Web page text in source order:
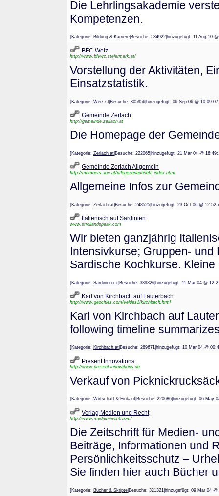
Die Lehrlingsakademie
Kompetenzen.
[Kategorie: Bildung & Karriere |Besuche: 534922|hinzugefügt: 11
BFC Weiz
http://www.bfvwz.steiermark.at/
Vorstellung der Aktivitäten,
Einsatzstatistik.
[Kategorie: Weiz.st |Besuche: 305956|hinzugefügt: 06 Sep 06 @
Gemeinde Zerlach
http://gemeinde.zerlach.at
Die Homepage der
[Kategorie: Zerlach.at |Besuche: 222065|hinzugefügt: 21 Mar 04 @
Gemeinde Zerlach Allgemein
http://members.aon.at/pflegezerlach/left_index.html
Allgemeine Infos zur
[Kategorie: Zerlach.at |Besuche: 248525|hinzugefügt: 23 Oct 06 @
Italienisch auf Sardinien
www.strollandspeak.com
Wir bieten ganzjährig
Intensivkurse; Gruppen-
Sardische Kochkurse.
[Kategorie: Sardinien.cc |Besuche: 339326|hinzugefügt: 11 Mar 04
Karl von Kirchbach auf Lauterbach
http://www.geocities.com/veldes1/kirchbach.html
Karl von Kirchbach auf
following timeline
[Kategorie: Kirchbach.at |Besuche: 289671|hinzugefügt: 10 Mar 04
Present Innovations
http://www.present-innovations.de
Verkauf von
[Kategorie: Wirtschaft & Einkauf |Besuche: 220686|hinzugefügt: 06
Verlag Medien und Recht
http://www.medien-recht.com/
Die Zeitschrift für Medien-
Beiträge, Informationen und
Persönlichkeitsschutz –
Sie finden hier auch Bücher
[Kategorie: Bücher & Skripte |Besuche: 321321|hinzugefügt: 09 Mar